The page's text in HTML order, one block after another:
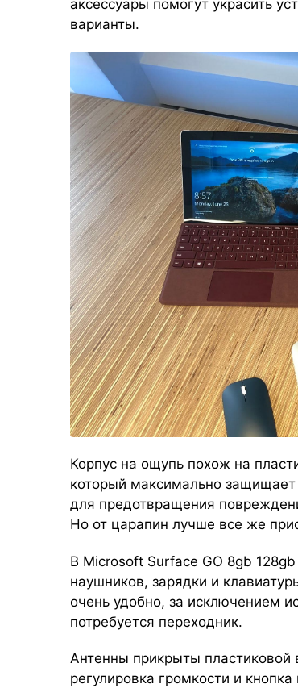
аксессуары помогут украсить
варианты.
Корпус на ощупь похож на
который максимально
для предотвращения
Но от царапин лучше все же
В Microsoft Surface GO 8gb
наушников, зарядки и
очень удобно, за исключением
потребуется переходник.
Антенны прикрыты пластиковой
регулировка громкости и